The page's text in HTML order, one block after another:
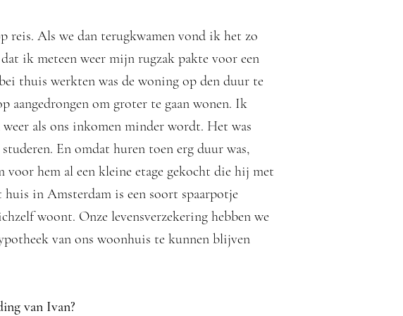
reis. Als we dan terugkwamen vond ik het zo
ik meteen weer mijn rugzak pakte voor een
thuis werkten was de woning op den duur te
aangedrongen om groter te gaan wonen. Ik
als ons inkomen minder wordt. Het was
En omdat huren toen erg duur was,
voor hem al een kleine etage gekocht die hij met
in Amsterdam is een soort spaarpotje
woont. Onze levensverzekering hebben we
van ons woonhuis te kunnen blijven
van Ivan?